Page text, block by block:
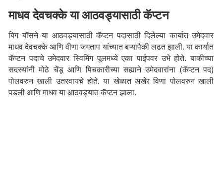
माधव देवचक्के या आठवड्यासाठी कॅप्टन
बिग बॉसने या आठवड्यासाठी कॅप्टन पदासाठी दिलेल्या कार्यात उमेदवार
माधव देवचक्के आणि वीणा जगताप यांच्यात बऱ्यापैकी लढत झाली. या कार्यात
कॅप्टन पदाचे उमेदवार स्विमिंग पूलमध्ये एका पाईपवर उभे होते. बाकीच्या
सदस्यांनी मोठे चेंडू आणि पिचकारीच्या सह्याने उमेदवारांना (कॅप्टन पद)
पोलवरुन खाली उतरवायचे होते. या खेळात अखेर विणा पोलवरुन खाली
पडली आणि माधव या आठवड्यात कॅप्टन झाला.